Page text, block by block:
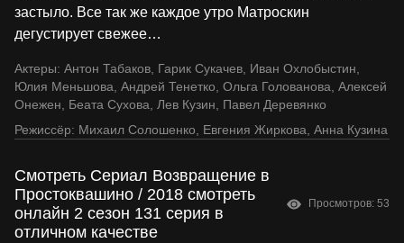
застыло. Все так же каждое утро Матроскин
дегустирует свежее…
Актеры: Антон Табаков, Гарик Сукачев, Иван Охлобыстин,
Юлия Меньшова, Андрей Тенетко, Ольга Голованова, Алексей
Онежен, Беата Сухова, Лев Кузин, Павел Деревянко
Режиссёр: Михаил Солошенко, Евгения Жиркова, Анна Кузина
Смотреть Сериал Возвращение в
Простоквашино / 2018 смотреть
онлайн 2 сезон 131 серия в
отличном качестве
Просмотров: 53